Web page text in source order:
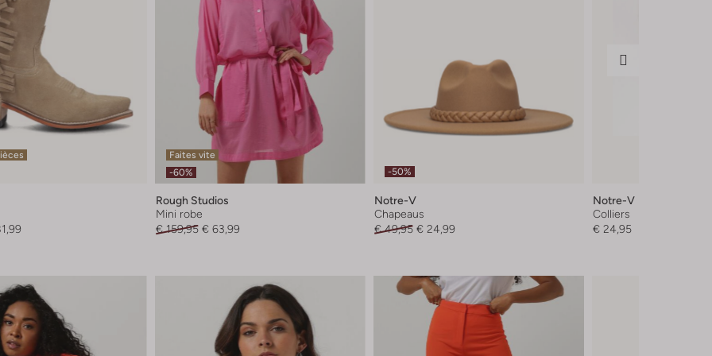
Faites vite
-60%
Rough Studios
Mini robe
€ 159,95 € 63,99
-50%
Notre-V
Chapeaus
€ 49,95 € 24,99
Notre-V
Colliers
€ 24,95